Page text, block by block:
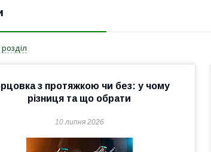
з протяжкою чи без: у чому
різниця та що обрати
10 липня 2026